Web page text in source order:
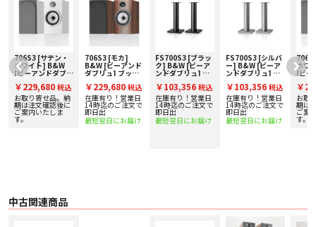
• コンティニュアムコーン・ミッドレンジ／ミッドバス
• エアロフォイル・バス・コーン（ペーパースキン）
• 改良された台座（フロア型のみ、本シリーズでは固定が必須）
• 下向きのバスレフポート （702 S3のみ）
• 改良されたスピーカー端子
• アップグレードされた磁気回路、シャーシ、クロスオーバー
• 新デザインのグリル
• カラーバリエーション：グロスブラック、ホワイト、ローズナッ
ト、 モカウッド（新色）
■ 仕様
〇 技術的特徴
・ デカップリング・カーボンドーム・トゥイーター
〇 周波数レンジ 45Hz - 33kHz
〇 周波数レスポンス（基準値に対し+/-3dB）50Hz - 28kHz
706S3 [サテン・
ホワイト] B&W
[ビーアンドダブリ
フスピーカー [ペ
ア] 下取り査定額
20%アップ実施
中！
￥229,680 税込
お取り寄せ品。納
期は注文確認後に
ご案内いたしま
す。
706S3 [モカ]
B&W [ビーアンド
ダブリュ] ブック
ー [ペア] 下取り査
定額20%アップ実
施中！
￥229,680 税込
在庫有り！営業日
14時迄のご注文で
即日出
最短翌日にお届け
FS700S3 [ブラッ
ク] B&W [ビーア
ンドダブリュ] ス
[ペア]
￥103,356 税込
在庫有り！営業日
14時迄のご注文で
即日出
最短翌日にお届け
FS700S3 [シルバ
ー] B&W [ビーア
ンドダブリュ] ス
[ペア]
￥103,356 税込
在庫有り！営業日
14時迄のご注文で
即日出
最短翌日にお届け
ホワ
[ビー
フス
ア]
20%
中！
￥
お取
期は
ご案
す。
中古関連商品